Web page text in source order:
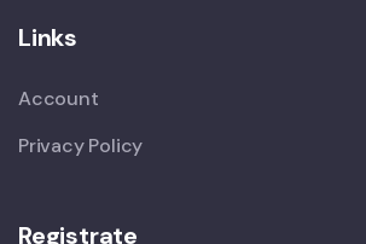
Links
Account
Privacy Policy
Registrate